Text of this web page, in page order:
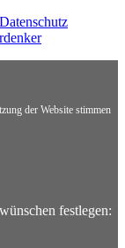
Datenschutz
der Website stimmen
festlegen: